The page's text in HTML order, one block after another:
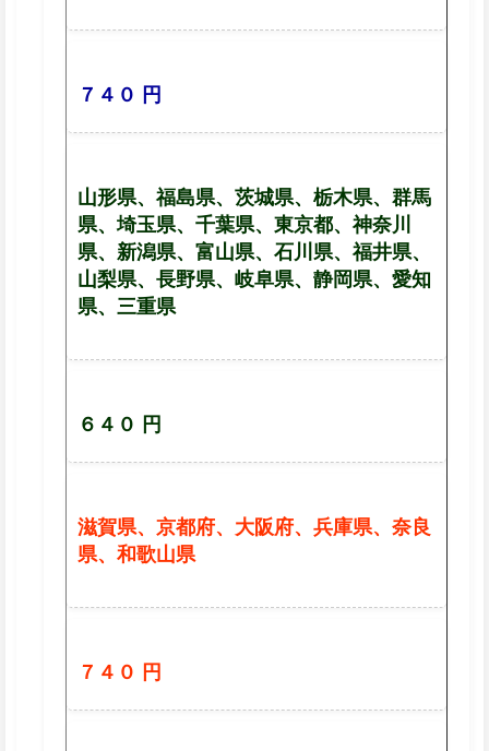
７４０ 円
山形県、福島県、茨城県、栃木県、群馬
県、埼玉県、千葉県、東京都、神奈川
県、新潟県、富山県、石川県、福井県、
山梨県、長野県、岐阜県、静岡県、愛知
県、三重県
６４０ 円
滋賀県、京都府、大阪府、兵庫県、奈良
県、和歌山県
７４０ 円